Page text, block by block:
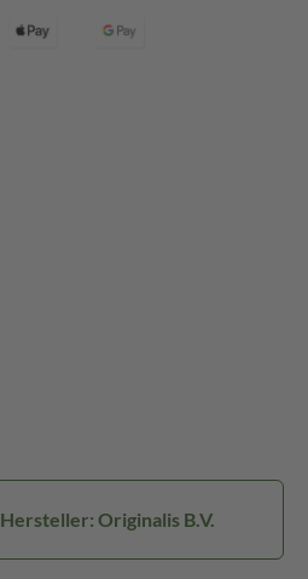
Hersteller: Originalis B.V.